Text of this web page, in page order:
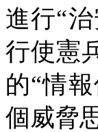
進行“
行使憲
的“情
個威脅